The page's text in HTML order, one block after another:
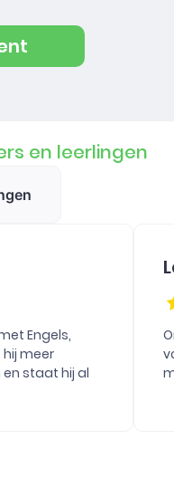
en leerlingen
Engels,
meer
staat hij al